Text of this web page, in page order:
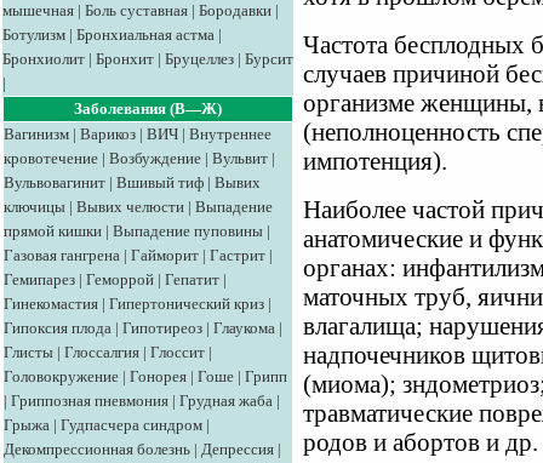
мышечная | Боль суставная | Бородавки |
Ботулизм | Бронхиальная астма |
Бронхиолит | Бронхит | Бруцеллез | Бурсит
|
Заболевания (В—Ж)
Вагинизм | Варикоз | ВИЧ | Внутреннее
кровотечение | Возбуждение | Вульвит |
Вульвовагинит | Вшивый тиф | Вывих
ключицы | Вывих челюсти | Выпадение
прямой кишки | Выпадение пуповины |
Газовая гангрена | Гайморит | Гастрит |
Гемипарез | Геморрой | Гепатит |
Гинекомастия | Гипертонический криз |
Гипоксия плода | Гипотиреоз | Глаукома |
Глисты | Глоссалгия | Глоссит |
Головокружение | Гонорея | Гоше | Грипп
| Гриппозная пневмония | Грудная жаба |
Грыжа | Гудпасчера синдром |
Декомпрессионная болезнь | Депрессия |
Частота бесплодных
случаев причиной
организме женщины,
(неполноценность
импотенция).
Наиболее частой
анатомические и
органах:
маточных труб,
влагалища;
надпочечников
(миома);
травматические
родов и абортов и др.